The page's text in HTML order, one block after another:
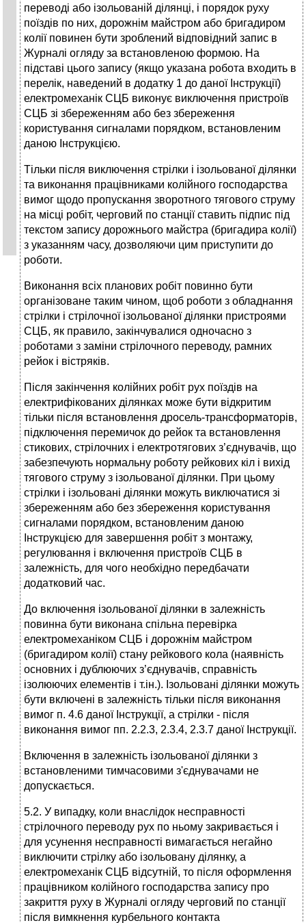
переводі або ізольованій ділянці, і порядок руху
поїздів по них, дорожнім майстром або бригадиром
колії повинен бути зроблений відповідний запис в
Журналі огляду за встановленою формою. На
підставі цього запису (якщо указана робота входить в
перелік, наведений в додатку 1 до даної Інструкції)
електромеханік СЦБ виконує виключення пристроїв
СЦБ зі збереженням або без збереження
користування сигналами порядком, встановленим
даною Інструкцією.
Тільки після виключення стрілки і ізольованої ділянки
та виконання працівниками колійного господарства
вимог щодо пропускання зворотного тягового струму
на місці робіт, черговий по станції ставить підпис під
текстом запису дорожнього майстра (бригадира колії)
з указанням часу, дозволяючи цим приступити до
роботи.
Виконання всіх планових робіт повинно бути
організоване таким чином, щоб роботи з обладнання
стрілки і стрілочної ізольованої ділянки пристроями
СЦБ, як правило, закінчувалися одночасно з
роботами з заміни стрілочного переводу, рамних
рейок і вістряків.
Після закінчення колійних робіт рух поїздів на
електрифікованих ділянках може бути відкритим
тільки після встановлення дросель-трансформаторів,
підключення перемичок до рейок та встановлення
стикових, стрілочних і електротягових з’єднувачів, що
забезпечують нормальну роботу рейкових кіл і вихід
тягового струму з ізольованої ділянки. При цьому
стрілки і ізольовані ділянки можуть виключатися зі
збереженням або без збереження користування
сигналами порядком, встановленим даною
Інструкцією для завершення робіт з монтажу,
регулювання і включення пристроїв СЦБ в
залежність, для чого необхідно передбачати
додатковий час.
До включення ізольованої ділянки в залежність
повинна бути виконана спільна перевірка
електромеханіком СЦБ і дорожнім майстром
(бригадиром колії) стану рейкового кола (наявність
основних і дублюючих з’єднувачів, справність
ізолюючих елементів і т.ін.). Ізольовані ділянки можуть
бути включені в залежність тільки після виконання
вимог п. 4.6 даної Інструкції, а стрілки - після
виконання вимог пп. 2.2.3, 2.3.4, 2.3.7 даної Інструкції.
Включення в залежність ізольованої ділянки з
встановленими тимчасовими з'єднувачами не
допускається.
5.2. У випадку, коли внаслідок несправності
стрілочного переводу рух по ньому закривається і
для усунення несправності вимагається негайно
виключити стрілку або ізольовану ділянку, а
електромеханік СЦБ відсутній, то після оформлення
працівником колійного господарства запису про
закриття руху в Журналі огляду черговий по станції
після вимкнення курбельного контакта